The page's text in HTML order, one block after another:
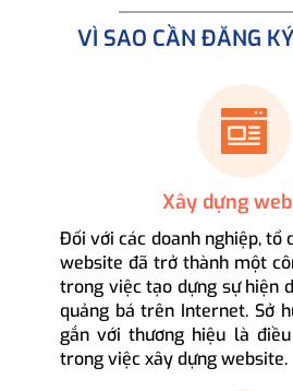
VÌ SAO CẦN ĐĂNG
Xây dựng
Đối với các doanh nghiệp, tổ
website đã trở thành một
trong việc tạo dựng sự hiện
quảng bá trên Internet. Sở
gắn với thương hiệu là
trong việc xây dựng website.